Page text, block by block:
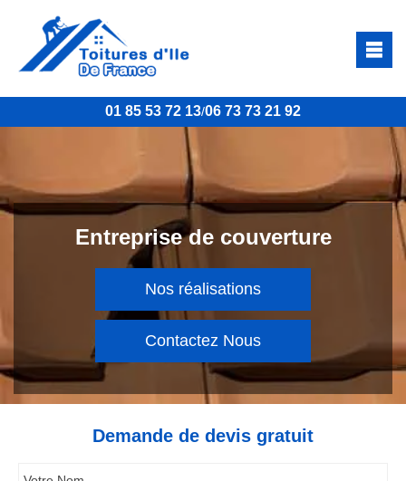
01 85 53 72 13/06 73 73 21 92
Entreprise de couverture
Nos réalisations
Contactez Nous
Demande de devis gratuit